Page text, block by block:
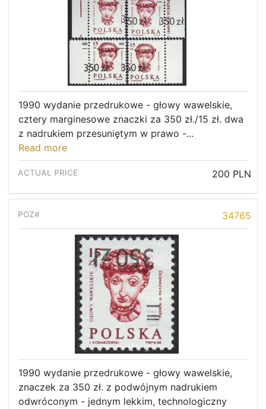
1990 wydanie przedrukowe - głowy wawelskie,
cztery marginesowe znaczki za 350 zł./15 zł. dwa
z nadrukiem przesuniętym w prawo -...
Read more
200 PLN
34765
1990 wydanie przedrukowe - głowy wawelskie,
znaczek za 350 zł. z podwójnym nadrukiem
odwróconym - jednym lekkim, technologiczny